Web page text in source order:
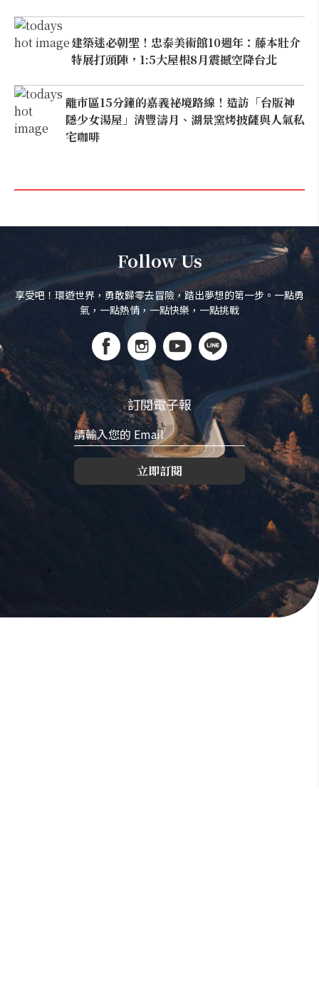
建築迷必朝聖！忠泰美術館10週年：藤本壯介
特展打頭陣，1:5大屋根8月震撼空降台北
離市區15分鐘的嘉義祕境路線！造訪「台版神
隱少女湯屋」清豐濤月、湖景窯烤披薩與人氣私
宅咖啡
Follow Us
享受吧！環遊世界，勇敢歸零去冒險，踏出夢想的第一步。一點勇
氣，一點熱情，一點快樂，一點挑戰
訂閱電子報
立即訂閱